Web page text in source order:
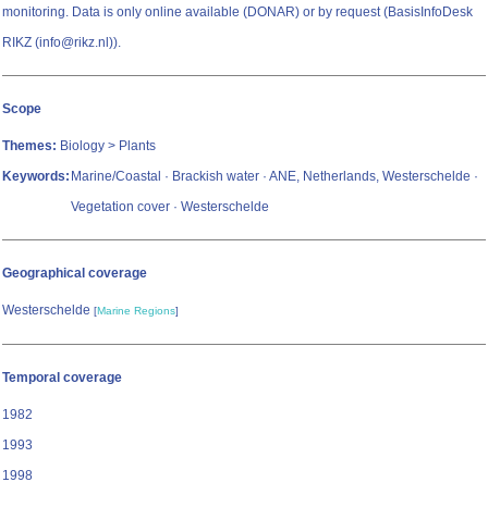
monitoring. Data is only online available (DONAR) or by request (BasisInfoDesk
RIKZ (info@rikz.nl)).
Scope
Themes: Biology > Plants
Keywords: Marine/Coastal · Brackish water · ANE, Netherlands, Westerschelde ·
Vegetation cover · Westerschelde
Geographical coverage
Westerschelde [Marine Regions]
Temporal coverage
1982
1993
1998